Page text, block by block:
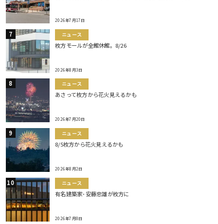
2026年7月17日
ニュース
枚方モールが全館休館。8/26
2026年8月3日
ニュース
あさって枚方から花火見えるかも
2026年7月20日
ニュース
8/5枚方から花火見えるかも
2026年8月2日
ニュース
有名建築家･安藤忠雄が枚方に
2026年7月8日